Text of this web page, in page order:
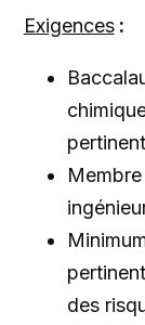
Exigences:
des